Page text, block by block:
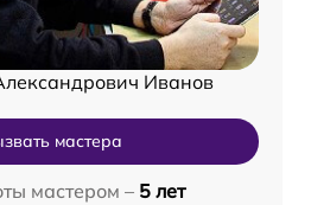
Иванов
мастера
мастером – 5 лет